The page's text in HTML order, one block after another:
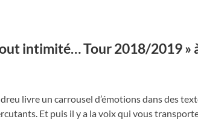
intimité… Tour 2018/2019 »
livre un carrousel d’émotions dans des
Et puis il y a la voix qui vous